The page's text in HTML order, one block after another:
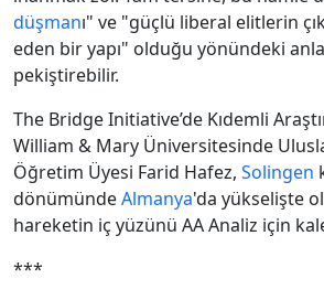
düşmanı" ve "güçlü liberal elitlerin
eden bir yapı" olduğu yönündeki
pekiştirebilir.
The Bridge Initiative’de Kıdemli
William & Mary Üniversitesinde
Öğretim Üyesi Farid Hafez, Solingen
dönümündeAlmanya'da yükselişte
hareketin iç yüzünü AA Analiz için
***